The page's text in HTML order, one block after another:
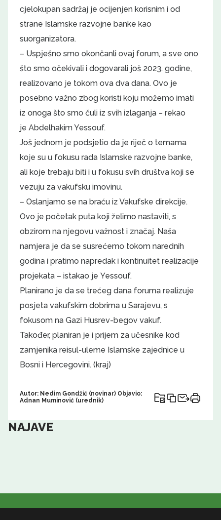
cjelokupan sadržaj je ocijenjen korisnim i od
strane Islamske razvojne banke kao
suorganizatora.
– Uspješno smo okončanli ovaj forum, a sve ono
što smo očekivali i dogovarali još 2023. godine,
realizovano je tokom ova dva dana. Ovo je
posebno važno zbog koristi koju možemo imati
iz onoga što smo čuli iz svih izlaganja – rekao
je Abdelhakim Yessouf.
Još jednom je podsjetio da je riječ o temama
koje su u fokusu rada Islamske razvojne banke,
ali koje trebaju biti i u fokusu svih društva koji se
vezuju za vakufsku imovinu.
– Oslanjamo se na braću iz Vakufske direkcije.
Ovo je početak puta koji želimo nastaviti, s
obzirom na njegovu važnost i značaj. Naša
namjera je da se susrećemo tokom narednih
godina i pratimo napredak i kontinuitet realizacije
projekata – istakao je Yessouf.
Planirano je da se trećeg dana foruma realizuje
posjeta vakufskim dobrima u Sarajevu, s
fokusom na Gazi Husrev-begov vakuf.
Također, planiran je i prijem za učesnike kod
zamjenika reisul-uleme Islamske zajednice u
Bosni i Hercegovini. (kraj)
Autor: Nedim Gondžić (novinar) Objavio:
Adnan Muminović (urednik)
NAJAVE